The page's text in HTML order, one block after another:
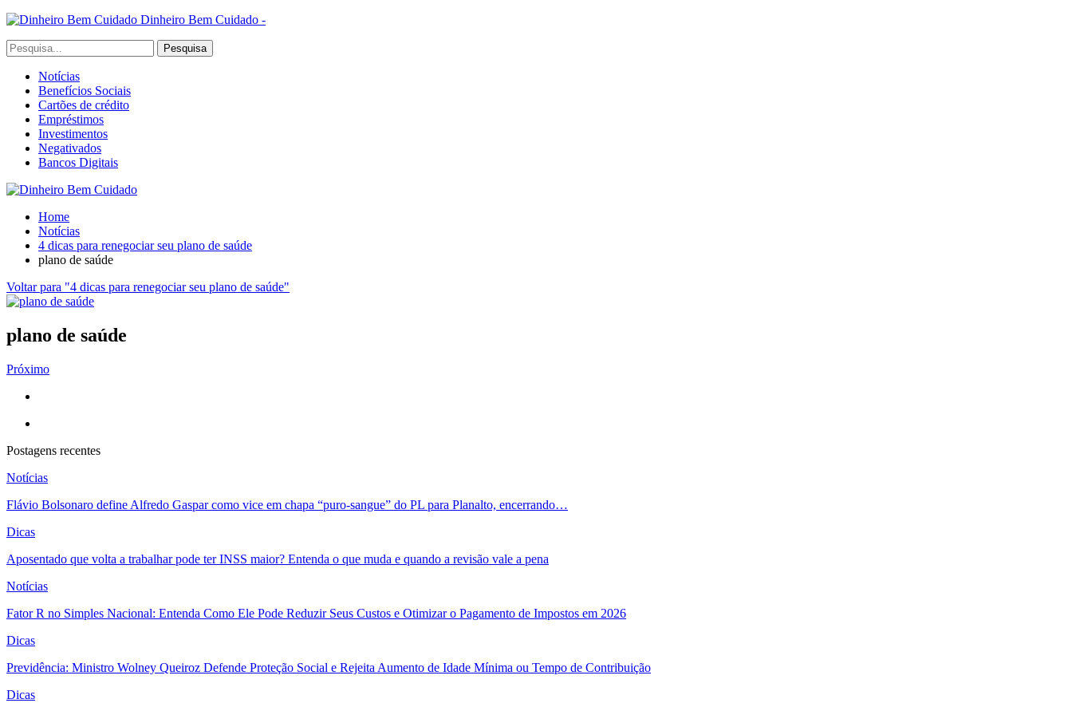
Dinheiro Bem Cuidado -
Notícias
Benefícios Sociais
Cartões de crédito
Empréstimos
Investimentos
Negativados
Bancos Digitais
Home
Notícias
4 dicas para renegociar seu plano de saúde
plano de saúde
Voltar para "4 dicas para renegociar seu plano de saúde"
plano de saúde
Próximo
Postagens recentes
Notícias
Flávio Bolsonaro define Alfredo Gaspar como vice em chapa “puro-sangue” do PL para Planalto, encerrando…
Dicas
Aposentado que volta a trabalhar pode ter INSS maior? Entenda o que muda e quando a revisão vale a pena
Notícias
Fator R no Simples Nacional: Entenda Como Ele Pode Reduzir Seus Custos e Otimizar o Pagamento de Impostos em 2026
Dicas
Previdência: Ministro Wolney Queiroz Defende Proteção Social e Rejeita Aumento de Idade Mínima ou Tempo de Contribuição
Dicas